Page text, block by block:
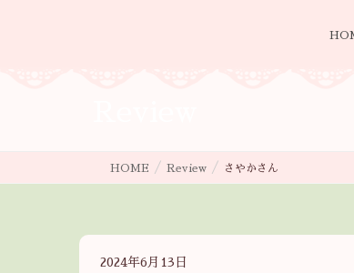
HOME Review さやかさん
2024年6月13日